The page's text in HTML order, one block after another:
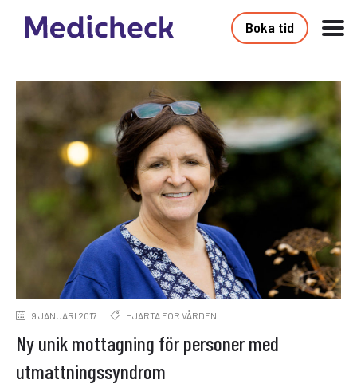
Boka tid
9 JANUARI 2017 HJÄRTA FÖR VÅRDEN
Ny unik mottagning för personer med
utmattningssyndrom